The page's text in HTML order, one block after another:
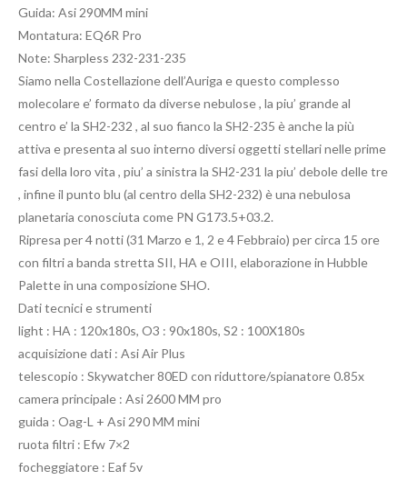
Guida: Asi 290MM mini
Montatura: EQ6R Pro
Note: Sharpless 232-231-235
Siamo nella Costellazione dell’Auriga e questo complesso
molecolare e’ formato da diverse nebulose , la piu’ grande al
centro e’ la SH2-232 , al suo fianco la SH2-235 è anche la più
attiva e presenta al suo interno diversi oggetti stellari nelle prime
fasi della loro vita , piu’ a sinistra la SH2-231 la piu’ debole delle tre
, infine il punto blu (al centro della SH2-232) è una nebulosa
planetaria conosciuta come PN G173.5+03.2.
Ripresa per 4 notti (31 Marzo e 1, 2 e 4 Febbraio) per circa 15 ore
con filtri a banda stretta SII, HA e OIII, elaborazione in Hubble
Palette in una composizione SHO.
Dati tecnici e strumenti
light : HA : 120x180s, O3 : 90x180s, S2 : 100X180s
acquisizione dati : Asi Air Plus
telescopio : Skywatcher 80ED con riduttore/spianatore 0.85x
camera principale : Asi 2600 MM pro
guida : Oag-L + Asi 290 MM mini
ruota filtri : Efw 7×2
focheggiatore : Eaf 5v